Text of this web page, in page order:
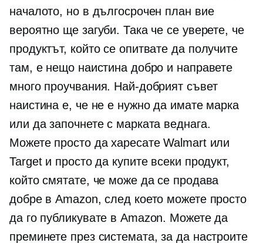
началото, но в дългосрочен план вие
вероятно ще загуби. Така че се уверете, че
продуктът, който се опитвате да получите
там, е нещо наистина добро и направете
много проучвания. Най-добрият съвет
наистина е, че не е нужно да имате марка
или да започнете с марката веднага.
Можете просто да харесате Walmart или
Target и просто да купите всеки продукт,
който смятате, че може да се продава
добре в Amazon, след което можете просто
да го публикувате в Amazon. Можете да
преминете през системата, за да настроите